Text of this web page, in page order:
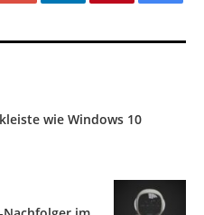
wie Windows 10